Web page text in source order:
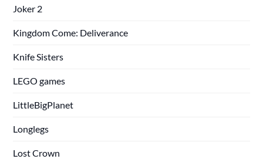
Joker 2
Kingdom Come: Deliverance
Knife Sisters
LEGO games
LittleBigPlanet
Longlegs
Lost Crown